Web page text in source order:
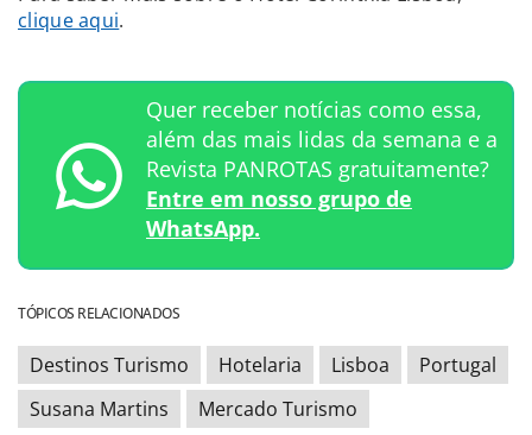
clique aqui.
Quer receber notícias como essa,
além das mais lidas da semana e a
Revista PANROTAS gratuitamente?
Entre em nosso grupo de
WhatsApp.
TÓPICOS RELACIONADOS
Destinos Turismo Hotelaria Lisboa
Portugal
Susana Martins
Mercado Turismo